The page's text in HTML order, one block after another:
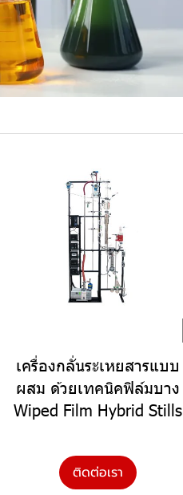
เครื่องกลั่นระเหยสารแบบ
ผสม ด้วยเทคนิคฟิล์มบาง
Wiped Film Hybrid Stills
ติดต่อเรา